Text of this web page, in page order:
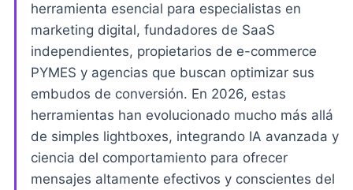
herramienta esencial para especialistas en
marketing digital, fundadores de SaaS
independientes, propietarios de e-commerce
PYMES y agencias que buscan optimizar sus
embudos de conversión. En 2026, estas
herramientas han evolucionado mucho más allá
de simples lightboxes, integrando IA avanzada y
ciencia del comportamiento para ofrecer
mensajes altamente efectivos y conscientes del